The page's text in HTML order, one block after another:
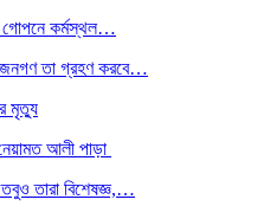
গোপনে কর্মস্থল…
জনগণ তা গ্রহণ করবে…
মৃত্যু
আলী পাড়া
তারা বিশেষজ্ঞ,…